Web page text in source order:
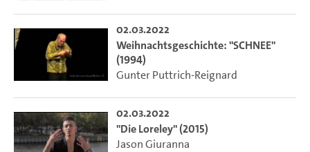
02.03.2022
Weihnachtsgeschichte: "SCHNEE"
(1994)
Gunter Puttrich-Reignard
02.03.2022
"Die Loreley" (2015)
Jason Giuranna